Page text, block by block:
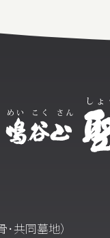
･共同墓地）